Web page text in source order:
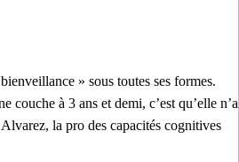
» sous toutes ses formes.
couche à 3 ans et demi, c’est qu’elle n’a
la pro des capacités cognitives